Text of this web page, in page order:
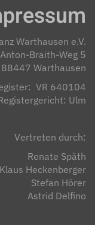
Warthausen e.V.
Anton-Braith-Weg 5
88447 Warthausen
VR 640104
Ulm
Vertreten durch:
Renate Späth
Klaus Heckenberger
Stefan Hörer
Astrid Delfino